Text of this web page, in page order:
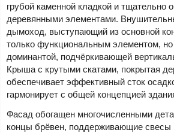
грубой каменной кладкой и тщательно
деревянными элементами.
дымоход, выступающий из основной
только функциональным элементом, но
доминантой, подчёркивающей
Крыша с крутыми скатами, покрытая
обеспечивает эффективный сток
гармонирует с общей концепцией
Фасад обогащен многочисленными
концы брёвен, поддерживающие